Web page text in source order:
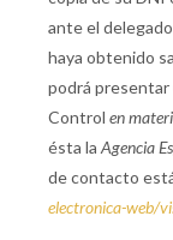
ante el
haya obtenido
podrá presentar
Control en
ésta la Agencia
de contacto
electronica-web/